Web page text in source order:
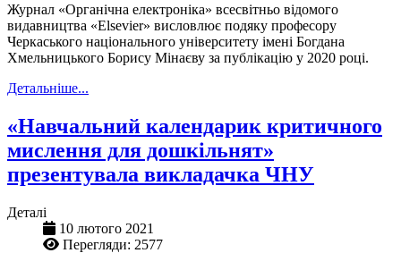
Журнал «Органічна електроніка» всесвітньо відомого
видавництва «Elsevier» висловлює подяку професору
Черкаського національного університету імені Богдана
Хмельницького Борису Мінаєву за публікацію у 2020 році.
Детальніше...
«Навчальний календарик критичного
мислення для дошкільнят»
презентувала викладачка ЧНУ
Деталі
10 лютого 2021
Перегляди: 2577